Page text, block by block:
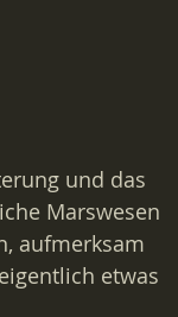
und das
Marswesen
aufmerksam
etwas